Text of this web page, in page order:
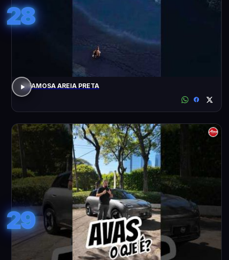
28
A FAMOSA AREIA PRETA
29